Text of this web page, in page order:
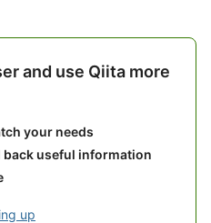
and use Qiita more
your needs
back useful information
up